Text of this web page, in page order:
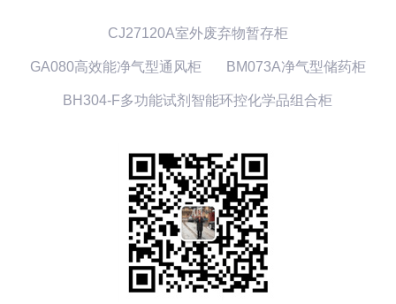
CJ27120A室外废弃物暂存柜
GA080高效能净气型通风柜 BM073A净气型储药柜
BH304-F多功能试剂智能环控化学品组合柜